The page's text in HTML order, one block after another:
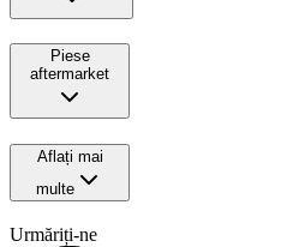
Piese
aftermarket
Aflați mai
multe
Urmăriți-ne